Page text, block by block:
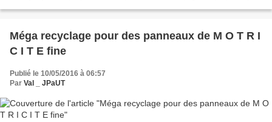
Méga recyclage pour des panneaux de M O T R I
C I T E fine
Publié le 10/05/2016 à 06:57
Par Val _ JPaUT